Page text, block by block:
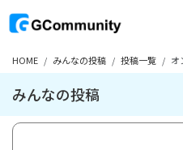
HOME みんなの投稿 投稿一覧 オ
みんなの投稿